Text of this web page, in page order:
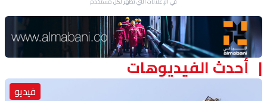
Advertisement Section
أحدث الفيديوهات
فيديو